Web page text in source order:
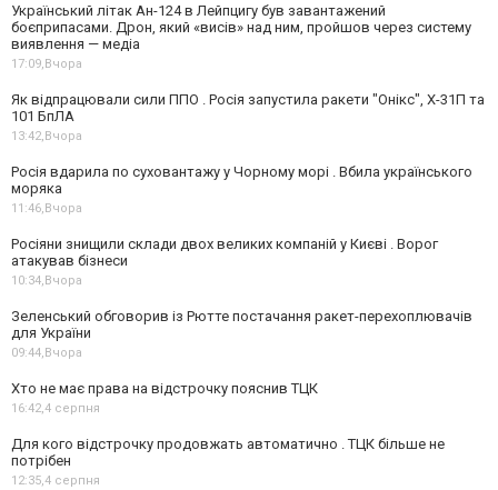
Український літак Ан-124 в Лейпцигу був завантажений
боєприпасами. Дрон, який «висів» над ним, пройшов через систему
виявлення — медіа
17:09, Вчора
Як відпрацювали сили ППО . Росія запустила ракети "Онікс", Х-31П та
101 БпЛА
13:42, Вчора
Росія вдарила по суховантажу у Чорному морі . Вбила українського
моряка
11:46, Вчора
Росіяни знищили склади двох великих компаній у Києві . Ворог
атакував бізнеси
10:34, Вчора
Зеленський обговорив із Рютте постачання ракет-перехоплювачів
для України
09:44, Вчора
Хто не має права на відстрочку пояснив ТЦК
16:42, 4 серпня
Для кого відстрочку продовжать автоматично . ТЦК більше не
потрібен
12:35, 4 серпня